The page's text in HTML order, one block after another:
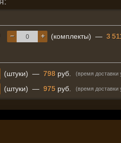
+
− (комплекты) — 3
(штуки) — 798 руб. (время доставки
(штуки) — 975 руб. (время доставки